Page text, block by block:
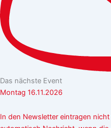
Das nächste Event
Montag 16.11.2026
In den Newsletter eintragen